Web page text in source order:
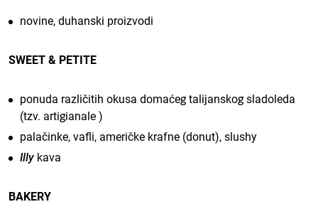
novine, duhanski proizvodi
SWEET & PETITE
ponuda različitih okusa domaćeg talijanskog sladoleda
(tzv. artigianale )
palačinke, vafli, američke krafne (donut), slushy
Illy kava
BAKERY